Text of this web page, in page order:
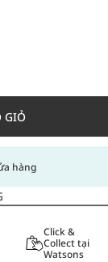
GIỎ
hàng
Click &
Collect tại
Watsons